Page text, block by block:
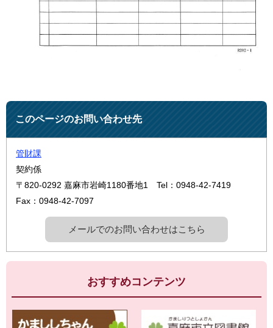
このページのお問い合わせ先
管財課
契約係
〒820-0292 嘉麻市岩崎1180番地1
Tel：0948-42-7419
Fax：0948-42-7097
メールでのお問い合わせはこちら
おすすめコンテンツ